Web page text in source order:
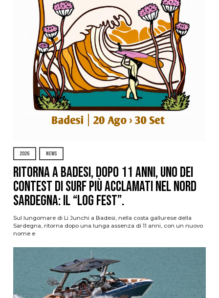
2026 NEWS
Ritorna a Badesi, dopo 11 anni, uno dei
contest di surf più acclamati nel nord
Sardegna: il “Log Fest”.
Sul lungomare di Li Junchi a Badesi, nella costa gallurese della
Sardegna, ritorna dopo una lunga assenza di 11 anni, con un nuovo
nome e